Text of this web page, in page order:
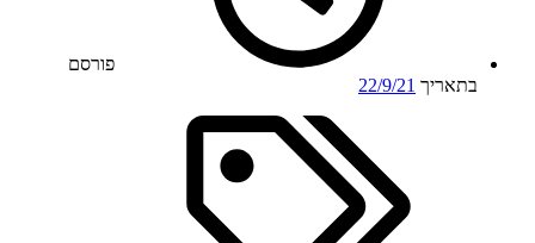
פורסם
בתאריך 22/9/21